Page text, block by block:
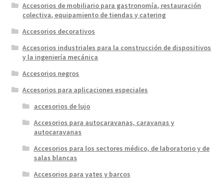
Accesorios de mobiliario para gastronomía, restauración
colectiva, equipamiento de tiendas y catering
Accesorios decorativos
Accesorios industriales para la construcción de dispositivos
y la ingeniería mecánica
Accesorios negros
Accesorios para aplicaciones especiales
accesorios de lujo
Accesorios para autocaravanas, caravanas y
autocaravanas
Accesorios para los sectores médico, de laboratorio y de
salas blancas
Accesorios para yates y barcos